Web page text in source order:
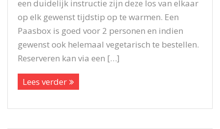
een duidelijk instructie zijn deze los van elkaar
op elk gewenst tijdstip op te warmen. Een
Paasbox is goed voor 2 personen en indien
gewenst ook helemaal vegetarisch te bestellen.
Reserveren kan via een […]
Lees verder